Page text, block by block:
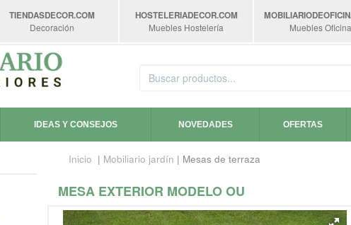
TIENDASDECOR.COM
Decoración
HOSTELERIADECOR.COM
Muebles Hostelería
Muebles Oficina
IDEAS Y CONSEJOS NOVEDADES OFERTAS
Inicio | Mobiliario jardín | Mesas de terraza
MESA EXTERIOR MODELO OU